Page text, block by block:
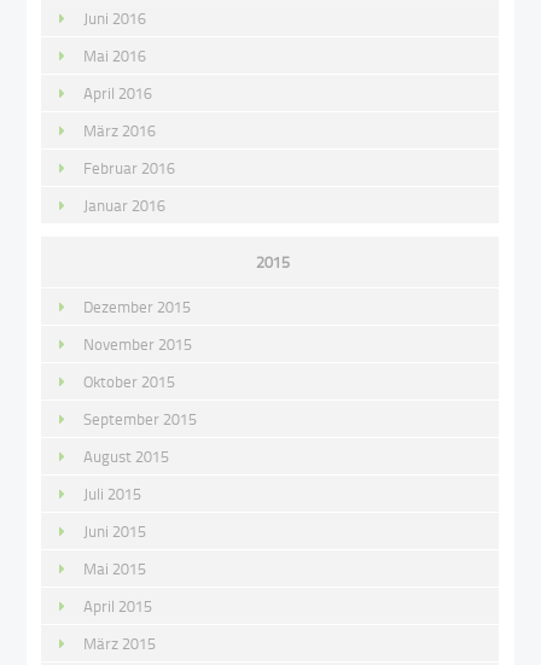
Juni 2016
Mai 2016
April 2016
März 2016
Februar 2016
Januar 2016
2015
Dezember 2015
November 2015
Oktober 2015
September 2015
August 2015
Juli 2015
Juni 2015
Mai 2015
April 2015
März 2015